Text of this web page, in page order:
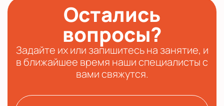
Остались
вопросы?
Задайте их или запишитесь на занятие, и
в ближайшее время наши специалисты с
вами свяжутся.